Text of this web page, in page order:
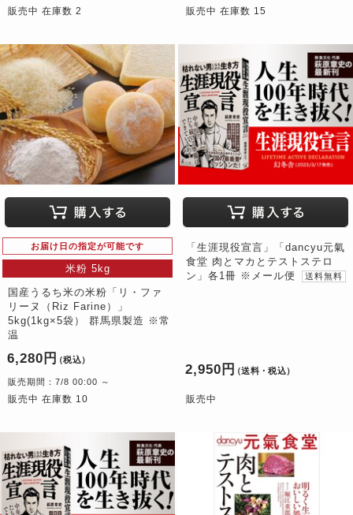
販売中 在庫数 2 販売中 在庫数 15
お届け日の指定が可能です
米粉 5kg
国産うるち米の米粉「リ・ファ
リーヌ（Riz Farine）」
5kg(1kg×5袋） 群馬県製造 ※常
温
6,280円 （税込）
販売期間：7/8 00:00 ～
販売中 在庫数 10
「生涯現役宣言」「dancyu元氣
食堂 肉とマカとテストステロ
ン」各1冊 ※メール便
送料無料
2,950円 （送料・税込）
販売中